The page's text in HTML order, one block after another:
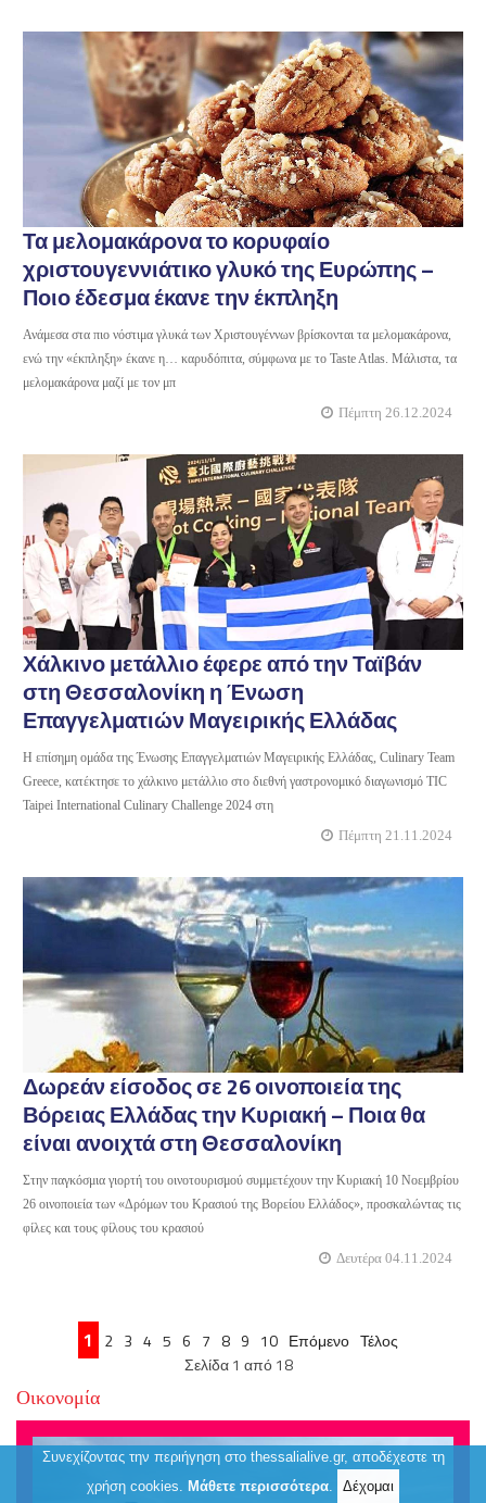
Τα μελομακάρονα το κορυφαίο
χριστουγεννιάτικο γλυκό της Ευρώπης –
Ποιο έδεσμα έκανε την έκπληξη
Ανάμεσα στα πιο νόστιμα γλυκά των Χριστουγέννων βρίσκονται τα μελομακάρονα,
ενώ την «έκπληξη» έκανε η… καρυδόπιτα, σύμφωνα με το Taste Atlas. Μάλιστα, τα
μελομακάρονα μαζί με τον μπ
Πέμπτη 26.12.2024
Χάλκινο μετάλλιο έφερε από την Ταϊβάν
στη Θεσσαλονίκη η Ένωση
Επαγγελματιών Μαγειρικής Ελλάδας
Η επίσημη ομάδα της Ένωσης Επαγγελματιών Μαγειρικής Ελλάδας, Culinary Team
Greece, κατέκτησε το χάλκινο μετάλλιο στο διεθνή γαστρονομικό διαγωνισμό TIC
Taipei International Culinary Challenge 2024 στη
Πέμπτη 21.11.2024
Δωρεάν είσοδος σε 26 οινοποιεία της
Βόρειας Ελλάδας την Κυριακή – Ποια θα
είναι ανοιχτά στη Θεσσαλονίκη
Στην παγκόσμια γιορτή του οινοτουρισμού συμμετέχουν την Κυριακή 10 Νοεμβρίου
26 οινοποιεία των «Δρόμων του Κρασιού της Βορείου Ελλάδος», προσκαλώντας τις
φίλες και τους φίλους του κρασιού
Δευτέρα 04.11.2024
1 2 3 4 5 6 7 8 9 10 Επόμενο Τέλος
Σελίδα 1 από 18
Οικονομία
Συνεχίζοντας την περιήγηση στο thessalialive.gr, αποδέχεστε τη
χρήση cookies. Μάθετε περισσότερα.